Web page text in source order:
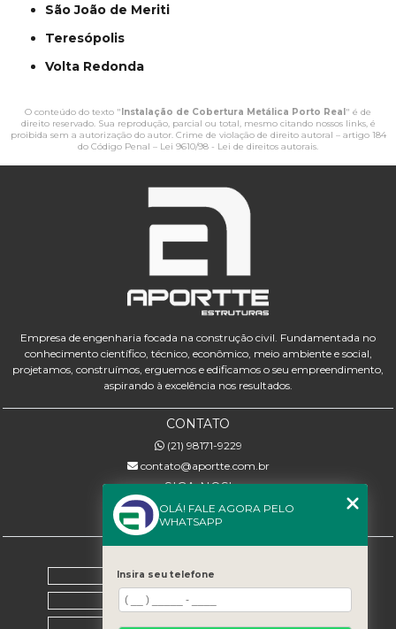
São João de Meriti
Teresópolis
Volta Redonda
O conteúdo do texto "Instalação de Cobertura Metálica Porto Real" é de
direito reservado. Sua reprodução, parcial ou total, mesmo citando nossos links, é
proibida sem a autorização do autor. Crime de violação de direito autoral – artigo 184
do Código Penal – Lei 9610/98 - Lei de direitos autorais.
Empresa de engenharia focada na construção civil. Fundamentada no
conhecimento científico, técnico, econômico, meio ambiente e social,
projetamos, construímos, erguemos e edificamos o seu empreendimento,
aspirando à excelência nos resultados.
CONTATO
(21) 98171-9229
contato@aportte.com.br
SIGA-NOS!
Home
Sobre nós
Serviços
OLÁ! FALE AGORA PELO
WHATSAPP
Insira seu telefone